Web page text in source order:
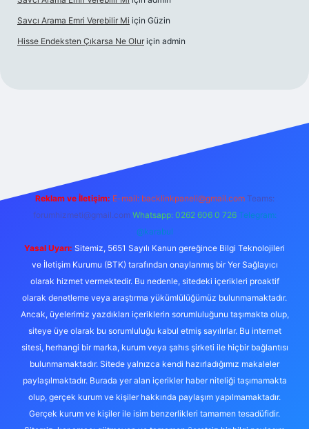
Savcı Arama Emri Verebilir Mi için Güzin
Hisse Endeksten Çıkarsa Ne Olur için admin
Reklam ve İletişim: E-mail: backlinkpaneli@gmail.com Teams:
forumhizmeti@gmail.com Whatsapp: 0262 606 0 726 Telegram:
@karabul
Yasal Uyarı: Sitemiz, 5651 Sayılı Kanun gereğince Bilgi Teknolojileri
ve İletişim Kurumu (BTK) tarafından onaylanmış bir Yer Sağlayıcı
olarak hizmet vermektedir. Bu nedenle, sitedeki içerikleri proaktif
olarak denetleme veya araştırma yükümlülüğümüz bulunmamaktadır.
Ancak, üyelerimiz yazdıkları içeriklerin sorumluluğunu taşımakta olup,
siteye üye olarak bu sorumluluğu kabul etmiş sayılırlar. Bu internet
sitesi, herhangi bir marka, kurum veya şahıs şirketi ile hiçbir bağlantısı
bulunmamaktadır. Sitede yalnızca kendi hazırladığımız makaleler
paylaşılmaktadır. Burada yer alan içerikler haber niteliği taşımamakta
olup, gerçek kurum ve kişiler hakkında paylaşım yapılmamaktadır.
Gerçek kurum ve kişiler ile isim benzerlikleri tamamen tesadüfidir.